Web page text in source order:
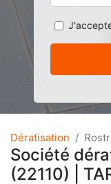
Dératisation
Société
(22110) |